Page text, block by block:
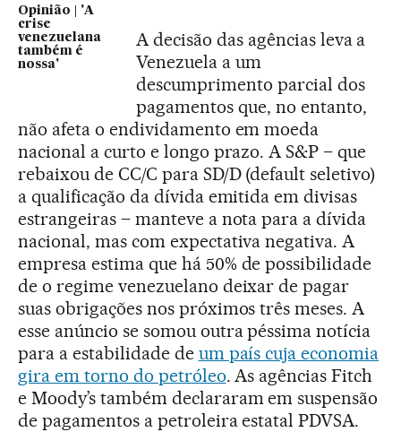
Opinião | 'A
crise
venezuelana
também é
nossa'
A decisão das agências leva a
Venezuela a um
descumprimento parcial dos
pagamentos que, no entanto,
não afeta o endividamento em moeda
nacional a curto e longo prazo. A S&P – que
rebaixou de CC/C para SD/D (default seletivo)
a qualificação da dívida emitida em divisas
estrangeiras – manteve a nota para a dívida
nacional, mas com expectativa negativa. A
empresa estima que há 50% de possibilidade
de o regime venezuelano deixar de pagar
suas obrigações nos próximos três meses. A
esse anúncio se somou outra péssima notícia
para a estabilidade de um país cuja economia
gira em torno do petróleo. As agências Fitch
e Moody’s também declararam em suspensão
de pagamentos a petroleira estatal PDVSA.